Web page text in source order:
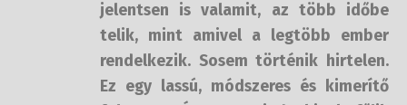
rendelkezik. Sosem történik
hirtelen. Ez egy lassú, módszeres és
kimerítő folyamat. És nem
mindenkinek fűlik hozzá a foga.